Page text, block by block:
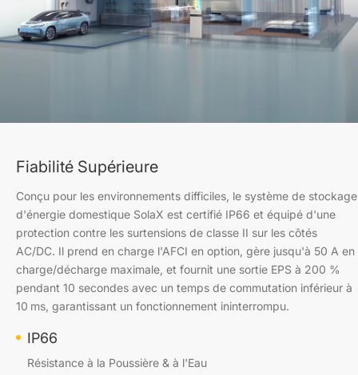
Fiabilité Supérieure
Conçu pour les environnements difficiles, le système de stockage
d'énergie domestique SolaX est certifié IP66 et équipé d'une
protection contre les surtensions de classe II sur les côtés
AC/DC. Il prend en charge l'AFCI en option, gère jusqu'à 50 A en
charge/décharge maximale, et fournit une sortie EPS à 200 %
pendant 10 secondes avec un temps de commutation inférieur à
10 ms, garantissant un fonctionnement ininterrompu.
IP66
Résistance à la Poussière & à l'Eau